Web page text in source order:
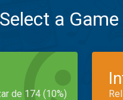
Select a
de 174 (10%)